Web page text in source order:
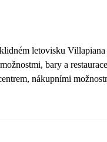
letovisku Villapiana
bary a
nákupními